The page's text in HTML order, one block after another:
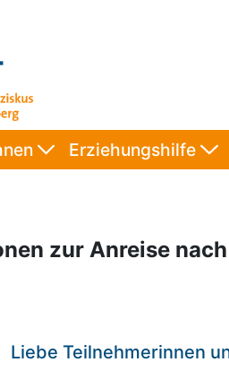
Erziehungshilfe
zur Anreise
Liebe Teilnehmerinnen